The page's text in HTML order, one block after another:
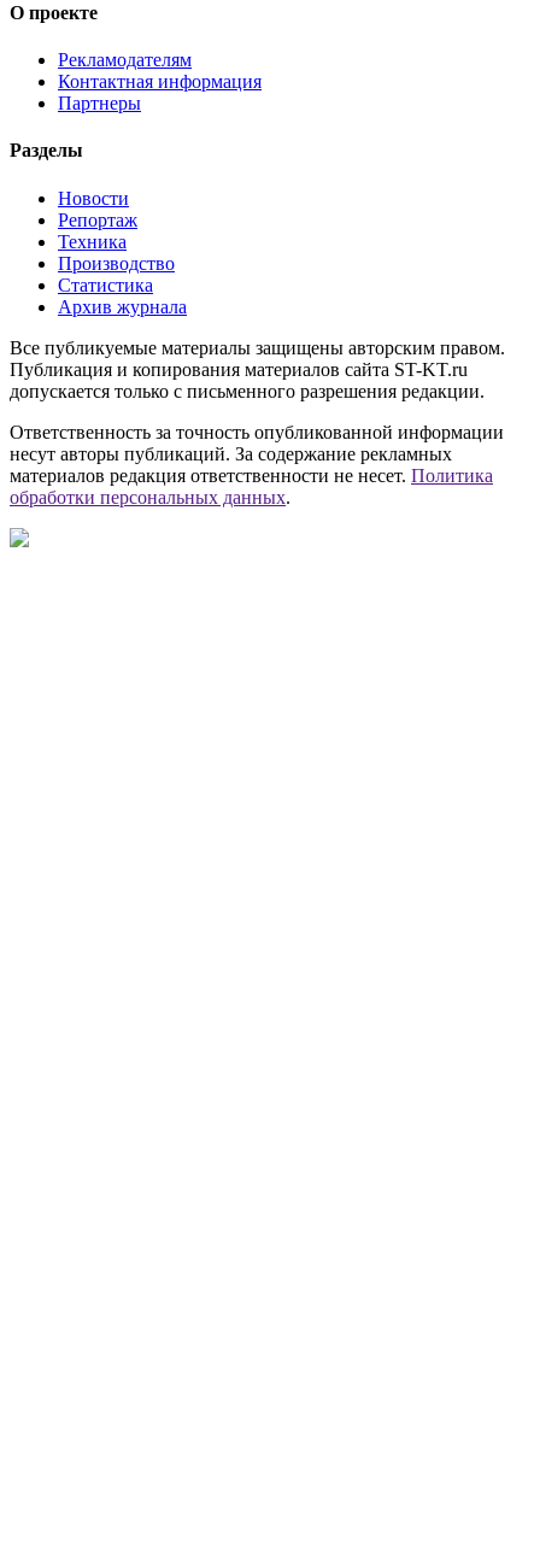
О проекте
Рекламодателям
Контактная информация
Партнеры
Разделы
Новости
Репортаж
Техника
Производство
Статистика
Архив журнала
Все публикуемые материалы защищены авторским правом.
Публикация и копирования материалов сайта ST-KT.ru
допускается только с письменного разрешения редакции.
Ответственность за точность опубликованной информации
несут авторы публикаций. За содержание рекламных
материалов редакция ответственности не несет. Политика
обработки персональных данных.